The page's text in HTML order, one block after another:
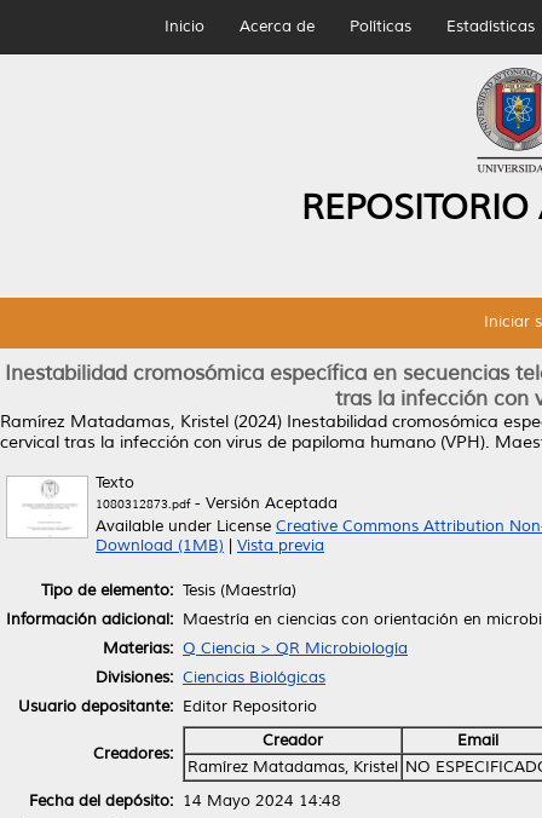
Inicio Acerca de Políticas Estadísticas
Iniciar
Inestabilidad cromosómica específica en secuencias
tras la infección con
Ramírez Matadamas, Kristel (2024) Inestabilidad cromosómica
cervical tras la infección con virus de papiloma humano (VPH).
Texto
1080312873.pdf- Versión Aceptada
Available under License Creative Commons Attribution
Download (1MB)
Vista previa
Tipo de elemento: Tesis (Maestría)
Información adicional: Maestría en ciencias con orientación en
Materias: Q Ciencia > QR Microbiología
Divisiones: Ciencias Biológicas
Usuario depositante: Editor Repositorio
Creadores:
Creador
Email
Ramírez Matadamas, Kristel NO
Fecha del depósito: 14 Mayo 2024 14:48